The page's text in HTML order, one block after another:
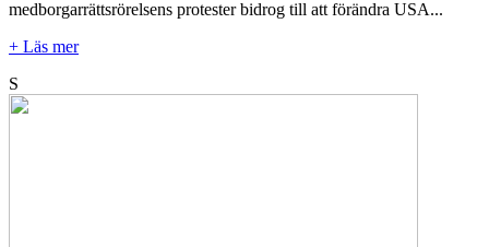
medborgarrättsrörelsens protester bidrog till att förändra USA...
+ Läs mer
S